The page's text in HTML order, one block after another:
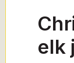
elk